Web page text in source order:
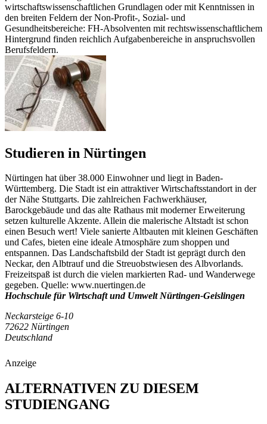
wirtschaftswissenschaftlichen Grundlagen oder mit Kenntnissen in
den breiten Feldern der Non-Profit-, Sozial- und
Gesundheitsbereiche: FH-Absolventen mit rechtswissenschaftlichem
Hintergrund finden reichlich Aufgabenbereiche in anspruchsvollen
Berufsfeldern.
Studieren in Nürtingen
Nürtingen hat über 38.000 Einwohner und liegt in Baden-
Württemberg. Die Stadt ist ein attraktiver Wirtschaftsstandort in der
der Nähe Stuttgarts. Die zahlreichen Fachwerkhäuser,
Barockgebäude und das alte Rathaus mit moderner Erweiterung
setzen kulturelle Akzente. Allein die malerische Altstadt ist schon
einen Besuch wert! Viele sanierte Altbauten mit kleinen Geschäften
und Cafes, bieten eine ideale Atmosphäre zum shoppen und
entspannen. Das Landschaftsbild der Stadt ist geprägt durch den
Neckar, den Albtrauf und die Streuobstwiesen des Albvorlands.
Freizeitspaß ist durch die vielen markierten Rad- und Wanderwege
gegeben. Quelle: www.nuertingen.de
Hochschule für Wirtschaft und Umwelt Nürtingen-Geislingen
Neckarsteige 6-10
72622 Nürtingen
Deutschland
Anzeige
ALTERNATIVEN ZU DIESEM
STUDIENGANG